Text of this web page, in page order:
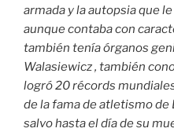
armada y la autopsia que
aunque contaba con
también tenía órganos
Walasiewicz , también
logró 20 récords
de la fama de atletismo de
salvo hasta el